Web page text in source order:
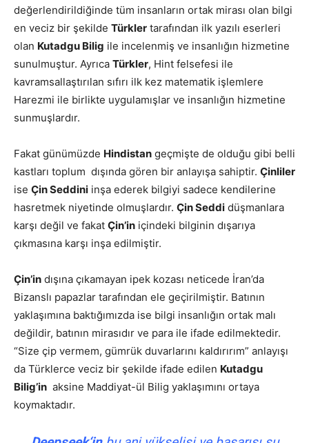
değerlendirildiğinde tüm insanların ortak mirası olan bilgi
en veciz bir şekilde Türkler tarafından ilk yazılı eserleri
olan Kutadgu Bilig ile incelenmiş ve insanlığın hizmetine
sunulmuştur. Ayrıca Türkler, Hint felsefesi ile
kavramsallaştırılan sıfırı ilk kez matematik işlemlere
Harezmi ile birlikte uygulamışlar ve insanlığın hizmetine
sunmuşlardır.
Fakat günümüzde Hindistan geçmişte de olduğu gibi belli
kastları toplum dışında gören bir anlayışa sahiptir. Çinliler
ise Çin Seddini inşa ederek bilgiyi sadece kendilerine
hasretmek niyetinde olmuşlardır. Çin Seddi düşmanlara
karşı değil ve fakat Çin’in içindeki bilginin dışarıya
çıkmasına karşı inşa edilmiştir.
Çin’in dışına çıkamayan ipek kozası neticede İran’da
Bizanslı papazlar tarafından ele geçirilmiştir. Batının
yaklaşımına baktığımızda ise bilgi insanlığın ortak malı
değildir, batının mirasıdır ve para ile ifade edilmektedir.
“Size çip vermem, gümrük duvarlarını kaldırırım” anlayışı
da Türklerce veciz bir şekilde ifade edilen Kutadgu
Bilig’in aksine Maddiyat-ül Bilig yaklaşımını ortaya
koymaktadır.